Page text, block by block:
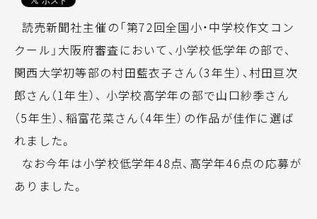
読売新聞社主催の「第72回全国小・中学校作文コン
クール」大阪府審査において、小学校低学年の部で、
関西大学初等部の村田藍衣子さん（3年生）、村田亘次
郎さん（1年生）、 小学校高学年の部で山口紗季さん
（5年生）、稲富花菜さん（4年生）の作品が佳作に選ば
れました。
なお今年は小学校低学年48点、高学年46点の応募が
ありました。